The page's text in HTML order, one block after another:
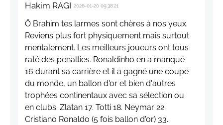
Hakim RAGI 2026-01-20 09:38:21
Ô Brahim tes larmes sont chères à nos yeux.
Reviens plus fort physiquement mais surtout
mentalement. Les meilleurs joueurs ont tous
raté des penalties. Ronaldinho en a manqué
16 durant sa carrière et il a gagné une coupe
du monde, un ballon d'or et bien d'autres
trophées continentaux avec sa sélection ou
en clubs. Zlatan 17. Totti 18. Neymar 22.
Cristiano Ronaldo (5 fois ballon d'or) 33.